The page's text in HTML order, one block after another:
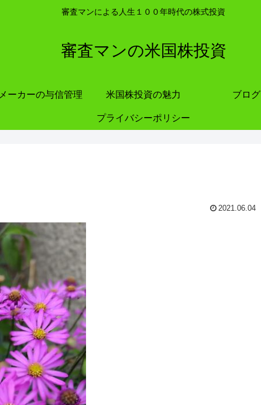
審査マンによる人生１００年時代の株式投資
審査マンの米国株投資
メーカーの与信管理 米国株投資の魅力 ブログ
プライバシーポリシー
2021.06.04